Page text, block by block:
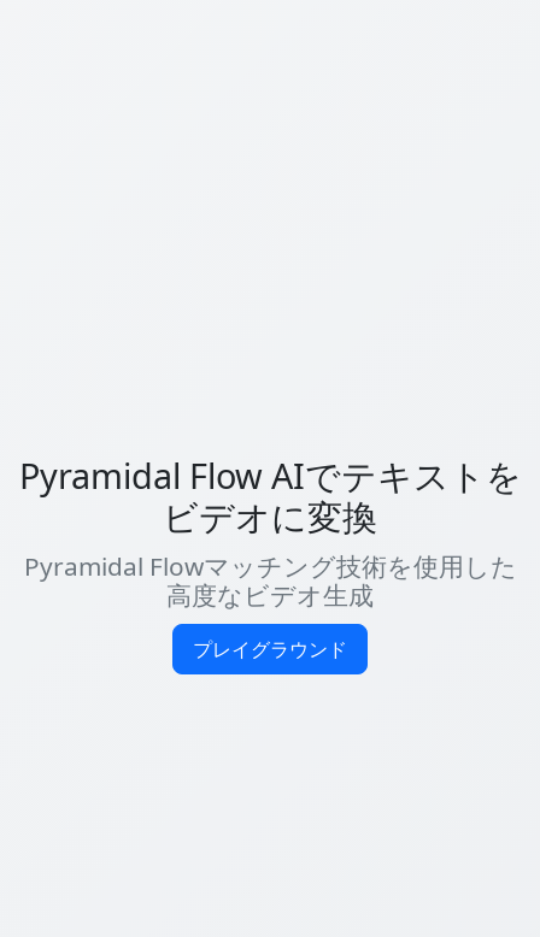
Pyramidal Flow AIでテキストを
ビデオに変換
Pyramidal Flowマッチング技術を使用した
高度なビデオ生成
プレイグラウンド